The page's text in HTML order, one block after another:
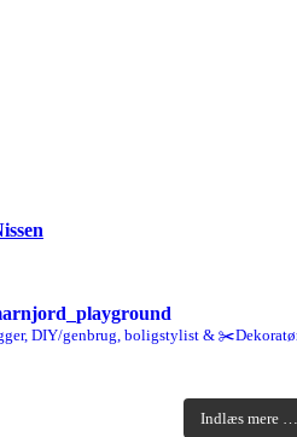
DIY/genbrug, boligstylist &
Indlæs mere …